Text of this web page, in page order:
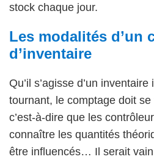
stock chaque jour.
Les modalités d’un
d’inventaire
Qu’il s’agisse d’un
tournant, le comptage doit
c’est-à-dire que les
connaître les quantités
être influencés… Il serait